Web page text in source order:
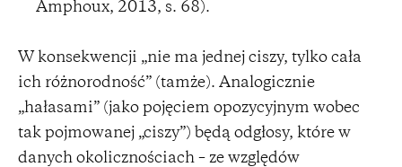
Amphoux, 2013, s. 68).
W konsekwencji „nie ma jednej ciszy, tylko cała
ich różnorodność” (tamże). Analogicznie
„hałasami” (jako pojęciem opozycyjnym wobec
tak pojmowanej „ciszy”) będą odgłosy, które w
danych okolicznościach – ze względów